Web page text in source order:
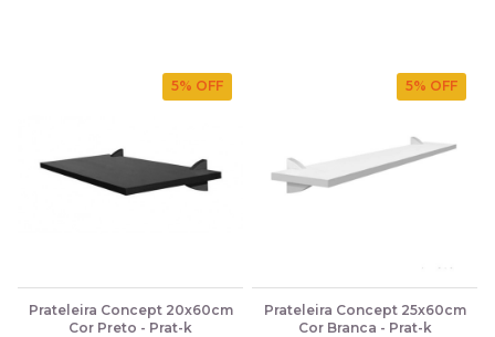
5% OFF
Prateleira Concept 20x60cm
Cor Preto - Prat-k
5% OFF
Prateleira Concept 25x60cm
Cor Branca - Prat-k